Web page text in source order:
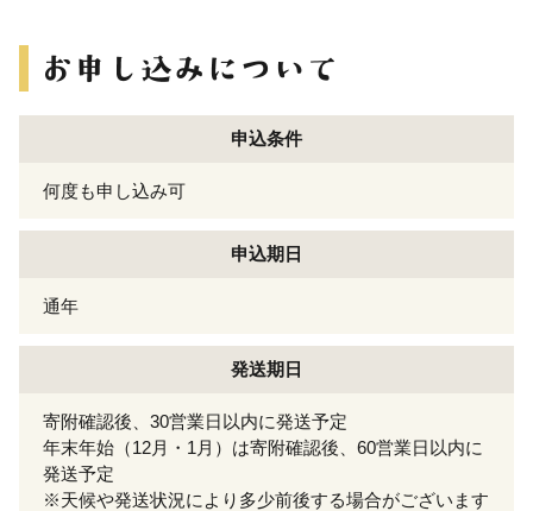
申込条件
何度も申し込み可
申込期日
通年
発送期日
寄附確認後、30営業日以内に発送予定
年末年始（12月・1月）は寄附確認後、60営業日以内に
発送予定
※天候や発送状況により多少前後する場合がございます